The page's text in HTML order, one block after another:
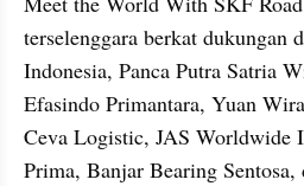
terselenggara berkat dukungan
Indonesia, Panca Putra Satria
Efasindo Primantara, Yuan
Ceva Logistic, JAS Worldwide
Prima, Banjar Bearing